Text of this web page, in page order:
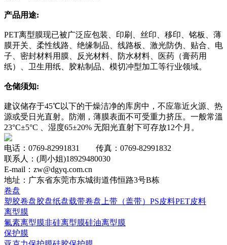
产品用途:
PET离型膜现已被广泛应包装、印刷、丝印、移印、铭板、薄
膜开关、柔性线路、绝缘制品、线路板、激光防伪、贴合、电
子、密封材料用膜、反光材料、防水材料、医药（膏药用
纸）、卫生用纸、胶粘制品、模切冲型加工等行业领域。
仓储须知:
建议储存于45℃以下的干燥洁净的库房中，不应靠近火源、热
源或受日光直射。防潮，薄膜表面不可受重力挤压。一般常溫
23°C±5°C 、湿度65±20% 无阳光直射下可存放12个月。
电话：0769-82991831 传真：0769-82991832
联系人：(周小姐)18929480030
E-mail：zw@dgyq.com.cn
地址：广东省东莞市东城街道伟恒路3号B栋
卷盘
塑胶卷盘胶盘纸盘载带卷盘 上带（盖带） PS皮料PET皮料
离型膜
氟素离型膜非硅离型膜硅油离型膜
保护膜